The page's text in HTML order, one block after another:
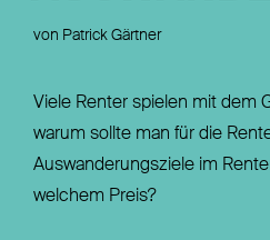
Basisrente / Rürup-Rente
von Patrick Gärtner
Viele Renter spielen mit dem
warum sollte man für die
Auswanderungsziele im
welchem Preis?